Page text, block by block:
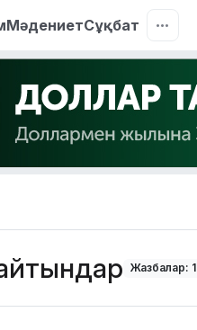
МәдениетСұқбат
Жазбалар: 1